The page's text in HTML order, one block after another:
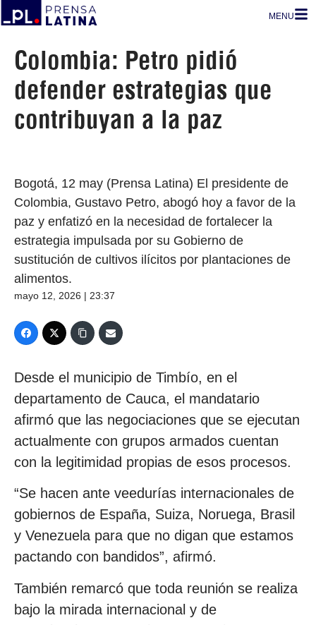
MENU
Colombia: Petro pidió
defender estrategias que
contribuyan a la paz
Bogotá, 12 may (Prensa Latina) El presidente de
Colombia, Gustavo Petro, abogó hoy a favor de la
paz y enfatizó en la necesidad de fortalecer la
estrategia impulsada por su Gobierno de
sustitución de cultivos ilícitos por plantaciones de
alimentos.
mayo 12, 2026 | 23:37
Desde el municipio de Timbío, en el
departamento de Cauca, el mandatario
afirmó que las negociaciones que se ejecutan
actualmente con grupos armados cuentan
con la legitimidad propias de esos procesos.
“Se hacen ante veedurías internacionales de
gobiernos de España, Suiza, Noruega, Brasil
y Venezuela para que no digan que estamos
pactando con bandidos”, afirmó.
También remarcó que toda reunión se realiza
bajo la mirada internacional y de